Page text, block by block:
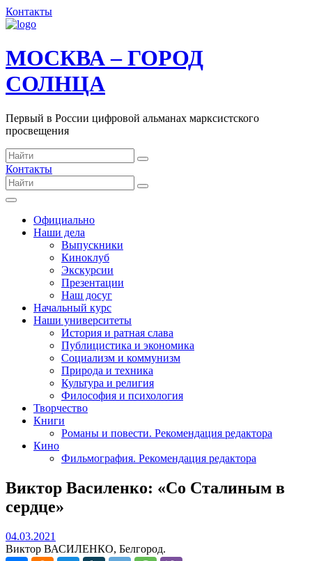
Контакты
МОСКВА – ГОРОД
СОЛНЦА
Первый в России цифровой альманах марксистского
просвещения
Контакты
Официально
Наши дела
Выпускники
Киноклуб
Экскурсии
Презентации
Наш досуг
Начальный курс
Наши университеты
История и ратная слава
Публицистика и экономика
Социализм и коммунизм
Природа и техника
Культура и религия
Философия и психология
Творчество
Книги
Романы и повести. Рекомендация редактора
Кино
Фильмография. Рекомендация редактора
Виктор Василенко: «Со Сталиным в
сердце»
04.03.2021
Виктор ВАСИЛЕНКО, Белгород.